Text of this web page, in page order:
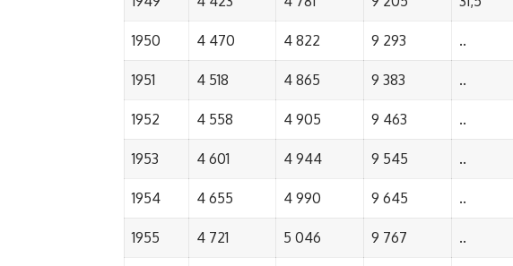
1950 4 470 4 822 9 293 ..
1951 4 518 4 865 9 383 ..
1952 4 558 4 905 9 463 ..
1953 4 601 4 944 9 545 ..
1954 4 655 4 990 9 645 ..
1955 4 721 5 046 9 767 ..